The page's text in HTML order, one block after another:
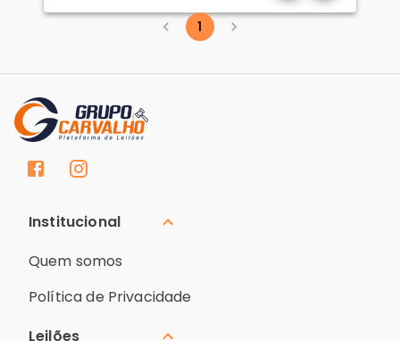
1
Institucional
Quem somos
Política de Privacidade
Leilões